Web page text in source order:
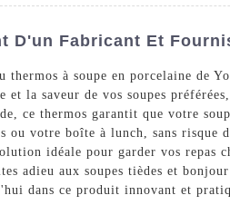
D'un Fabricant Et
thermos à soupe en porcelaine de
la saveur de vos soupes
thermos garantit que votre
votre boîte à lunch, sans risque
idéale pour garder vos repas
adieu aux soupes tièdes et
dans ce produit innovant et